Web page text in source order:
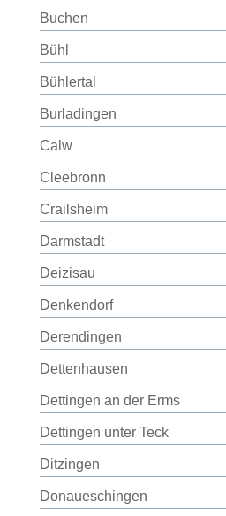
Buchen
Bühl
Bühlertal
Burladingen
Calw
Cleebronn
Crailsheim
Darmstadt
Deizisau
Denkendorf
Derendingen
Dettenhausen
Dettingen an der Erms
Dettingen unter Teck
Ditzingen
Donaueschingen